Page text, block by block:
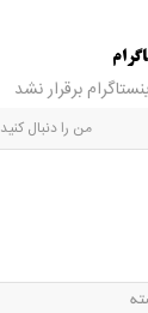
برقرار نشد
من را دنبال کنید